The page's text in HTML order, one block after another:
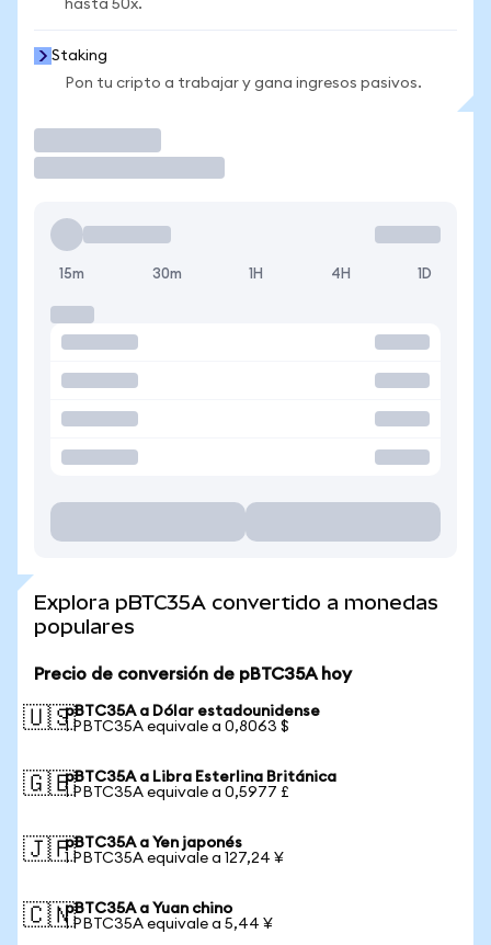
hasta 50x.
Staking
Pon tu cripto a trabajar y gana ingresos pasivos.
15m 30m 1H 4H 1D
Explora pBTC35A convertido a monedas
populares
Precio de conversión de pBTC35A hoy
🇺🇸pBTC35A a Dólar estadounidense
1 PBTC35A equivale a 0,8063 $
🇬🇧pBTC35A a Libra Esterlina Británica
1 PBTC35A equivale a 0,5977 £
🇯🇵pBTC35A a Yen japonés
1 PBTC35A equivale a 127,24 ¥
🇨🇳pBTC35A a Yuan chino
1 PBTC35A equivale a 5,44 ¥